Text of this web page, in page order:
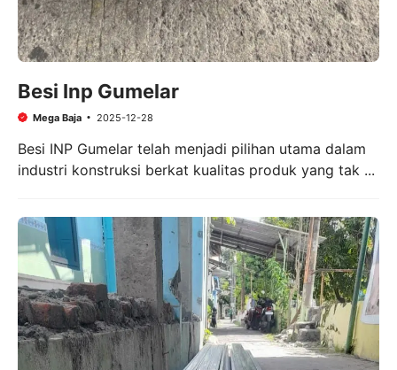
Besi Inp Gumelar
Mega Baja 2025-12-28
Besi INP Gumelar telah menjadi pilihan utama dalam
industri konstruksi berkat kualitas produk yang tak ...